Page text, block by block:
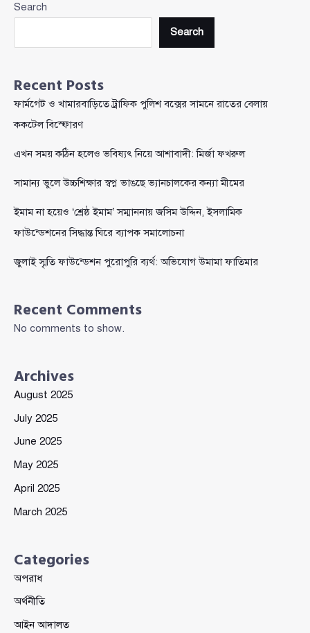
ব্ল্যাকমেইলের
কারাগারে
Search
Search
Recent Posts
ফার্মগেট ও খামারবাড়িতে ট্রাফিক পুলিশ বক্সের সামনে রাতের বেলায়
ককটেল বিস্ফোরণ
এখন সময় কঠিন হলেও ভবিষ্যৎ নিয়ে আশাবাদী: মির্জা ফখরুল
সামান্য ভুলে উচ্চশিক্ষার স্বপ্ন ভাঙছে ভ্যানচালকের কন্যা মীমের
ইমাম না হয়েও ‘শ্রেষ্ঠ ইমাম’ সম্মাননায় জসিম উদ্দিন, ইসলামিক
ফাউন্ডেশনের সিদ্ধান্ত ঘিরে ব্যাপক সমালোচনা
জুলাই স্মৃতি ফাউন্ডেশন পুরোপুরি ব্যর্থ: অভিযোগ উমামা ফাতিমার
Recent Comments
No comments to show.
Archives
August 2025
July 2025
June 2025
May 2025
April 2025
March 2025
Categories
অপরাধ
অর্থনীতি
আইন আদালত